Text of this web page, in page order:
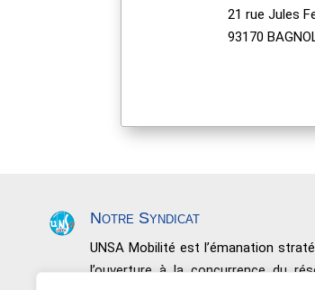
21 rue Jules
93170
Notre Syndicat
UNSA Mobilité est l’émanation
l’ouverture à la concurrence du